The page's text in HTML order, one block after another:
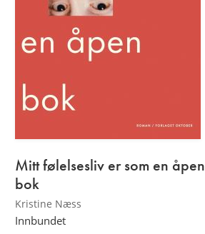
Mitt følelsesliv er som en åpen
bok
Kristine Næss
Innbundet